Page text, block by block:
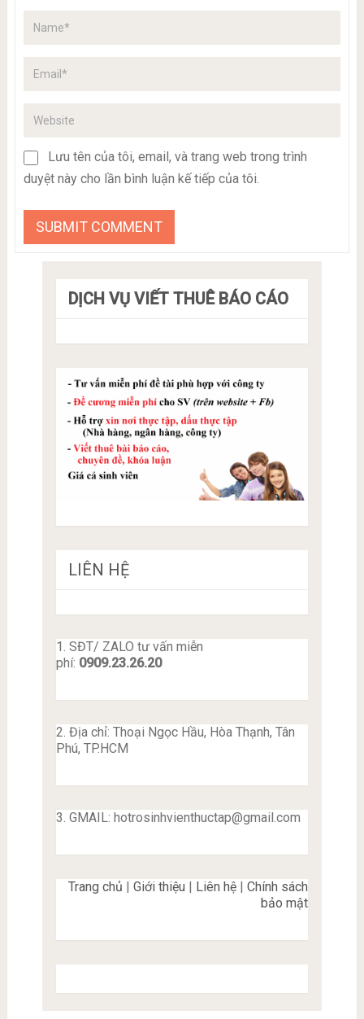
Lưu tên của tôi, email, và trang web trong trình
duyệt này cho lần bình luận kế tiếp của tôi.
DỊCH VỤ VIẾT THUÊ BÁO CÁO
LIÊN HỆ
1. SĐT/ ZALO tư vấn miễn
phí: 0909.23.26.20
2. Địa chỉ: Thoại Ngọc Hầu, Hòa Thạnh, Tân
Phú, TP.HCM
3. GMAIL: hotrosinhvienthuctap@gmail.com
Trang chủ |Giới thiệu Liên hệ |Chính sách
bảo mật